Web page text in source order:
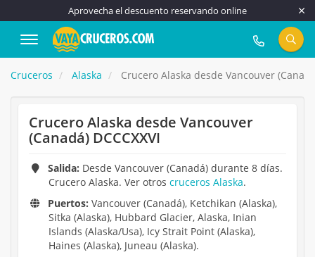
Aprovecha el descuento reservando online
917 815 555
Cruceros Alaska Crucero Alaska desde Vancouver
Crucero Alaska desde Vancouver
(Canadá) DCCCXXVI
Salida: Desde Vancouver (Canadá) durante 8 días.
Crucero Alaska. Ver otros cruceros Alaska.
Puertos: Vancouver (Canadá), Ketchikan (Alaska),
Sitka (Alaska), Hubbard Glacier, Alaska, Inian
Islands (Alaska/Usa), Icy Strait Point (Alaska),
Haines (Alaska), Juneau (Alaska).